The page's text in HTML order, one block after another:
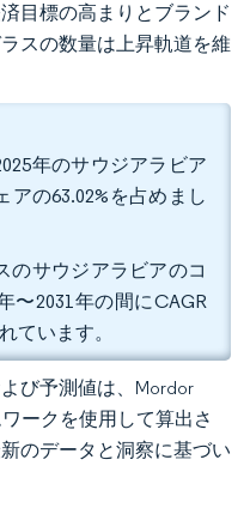
目標の高まりとブランド
スの数量は上昇軌道を維
年のサウジアラビア
の63.02%を占めまし
のサウジアラビアのコ
〜2031年の間にCAGR
ています。
び予測値は、Mordor
ークを使用して算出さ
のデータと洞察に基づい